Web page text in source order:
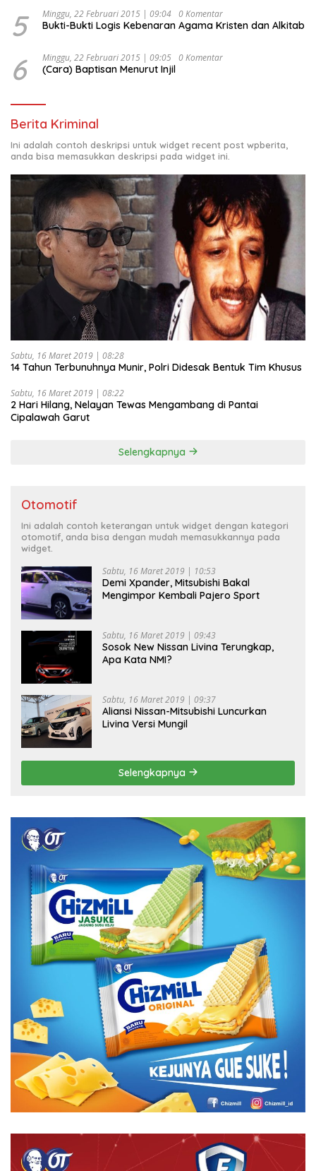
5 Minggu, 22 Februari 2015 | 09:04 0 Komentar
Bukti-Bukti Logis Kebenaran Agama Kristen dan Alkitab
6 Minggu, 22 Februari 2015 | 09:05 0 Komentar
(Cara) Baptisan Menurut Injil
Berita Kriminal
Ini adalah contoh deskripsi untuk widget recent post wpberita,
anda bisa memasukkan deskripsi pada widget ini.
Sabtu, 16 Maret 2019 | 08:28
14 Tahun Terbunuhnya Munir, Polri Didesak Bentuk Tim Khusus
Sabtu, 16 Maret 2019 | 08:22
2 Hari Hilang, Nelayan Tewas Mengambang di Pantai
Cipalawah Garut
Selengkapnya
Otomotif
Ini adalah contoh keterangan untuk widget dengan kategori
otomotif, anda bisa dengan mudah memasukkannya pada
widget.
Sabtu, 16 Maret 2019 | 10:53
Demi Xpander, Mitsubishi Bakal
Mengimpor Kembali Pajero Sport
Sabtu, 16 Maret 2019 | 09:43
Sosok New Nissan Livina Terungkap,
Apa Kata NMI?
Sabtu, 16 Maret 2019 | 09:37
Aliansi Nissan-Mitsubishi Luncurkan
Livina Versi Mungil
Selengkapnya